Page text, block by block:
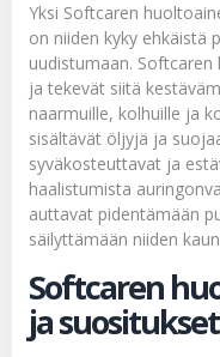
Yksi Softcaren
on niiden kyky ehkäistä
uudistumaan.
ja tekevät siitä
naarmuille, kolhuille ja
sisältävät öljyjä ja
syväkosteuttavat ja
haalistumista
auttavat pidentämään
säilyttämään niiden
Softcaren
ja suositukset